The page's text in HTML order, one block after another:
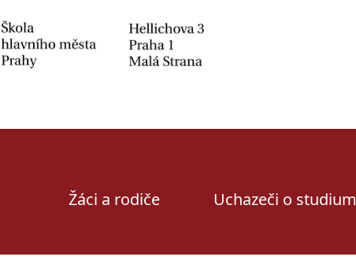
Žáci a rodiče Uchazeči o studium